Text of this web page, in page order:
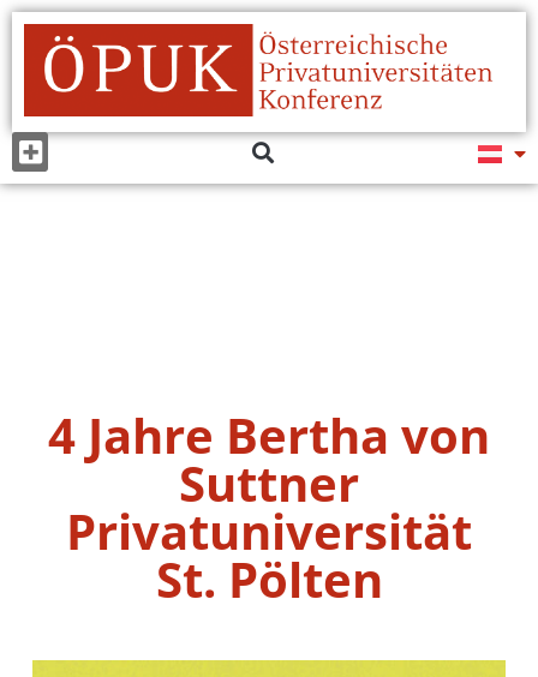
4 Jahre Bertha von
Suttner
Privatuniversität
St. Pölten